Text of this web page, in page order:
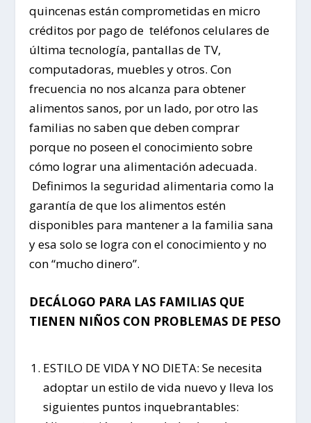
quincenas están comprometidas en micro
créditos por pago de teléfonos celulares de
última tecnología, pantallas de TV,
computadoras, muebles y otros. Con
frecuencia no nos alcanza para obtener
alimentos sanos, por un lado, por otro las
familias no saben que deben comprar
porque no poseen el conocimiento sobre
cómo lograr una alimentación adecuada.
Definimos la seguridad alimentaria como la
garantía de que los alimentos estén
disponibles para mantener a la familia sana
y esa solo se logra con el conocimiento y no
con “mucho dinero”.
DECÁLOGO PARA LAS FAMILIAS QUE
TIENEN NIÑOS CON PROBLEMAS DE PESO
ESTILO DE VIDA Y NO DIETA: Se necesita
adoptar un estilo de vida nuevo y lleva los
siguientes puntos inquebrantables: